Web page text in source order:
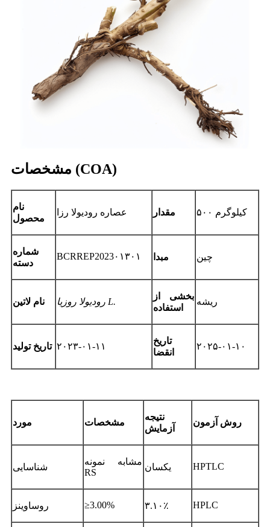
مشخصات (COA)
نام
محصول
عصاره رودیولا رزا مقدار ۵۰۰ کیلوگرم
شماره
دسته
BCRREP2023۰۱۳۰۱ مبدا چین
نام لاتین رودیولا روزیا L.
بخشی از
استفاده
ریشه
تاریخ تولید ۲۰۲۳-۰۱-۱۱
تاریخ
انقضا
۲۰۲۵-۰۱-۱۰
مورد مشخصات
نتیجه
آزمایش
روش آزمون
شناسایی
مشابه نمونه
RS
یکسان HPTLC
روساوینز ≥3.00% ۳.۱۰٪ HPLC